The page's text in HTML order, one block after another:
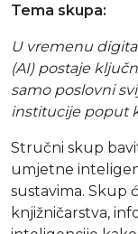
Tema skupa:
U vremenu
(AI) postaje
samo poslovni
institucije poput
Stručni skup
umjetne
sustavima. Skup
knjižničarstva,